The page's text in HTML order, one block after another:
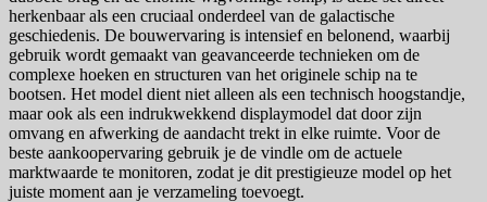
herkenbaar als een cruciaal onderdeel van de galactische
geschiedenis. De bouwervaring is intensief en belonend, waarbij
gebruik wordt gemaakt van geavanceerde technieken om de
complexe hoeken en structuren van het originele schip na te
bootsen. Het model dient niet alleen als een technisch hoogstandje,
maar ook als een indrukwekkend displaymodel dat door zijn
omvang en afwerking de aandacht trekt in elke ruimte. Voor de
beste aankoopervaring gebruik je de vindle om de actuele
marktwaarde te monitoren, zodat je dit prestigieuze model op het
juiste moment aan je verzameling toevoegt.